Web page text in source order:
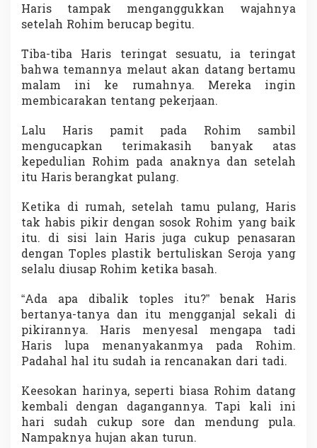
Haris tampak menganggukkan wajahnya
setelah Rohim berucap begitu.
Tiba-tiba Haris teringat sesuatu, ia teringat
bahwa temannya melaut akan datang bertamu
malam ini ke rumahnya. Mereka ingin
membicarakan tentang pekerjaan.
Lalu Haris pamit pada Rohim sambil
mengucapkan terimakasih banyak atas
kepedulian Rohim pada anaknya dan setelah
itu Haris berangkat pulang.
Ketika di rumah, setelah tamu pulang, Haris
tak habis pikir dengan sosok Rohim yang baik
itu. di sisi lain Haris juga cukup penasaran
dengan Toples plastik bertuliskan Seroja yang
selalu diusap Rohim ketika basah.
“Ada apa dibalik toples itu?” benak Haris
bertanya-tanya dan itu mengganjal sekali di
pikirannya. Haris menyesal mengapa tadi
Haris lupa menanyakanmya pada Rohim.
Padahal hal itu sudah ia rencanakan dari tadi.
Keesokan harinya, seperti biasa Rohim datang
kembali dengan dagangannya. Tapi kali ini
hari sudah cukup sore dan mendung pula.
Nampaknya hujan akan turun.